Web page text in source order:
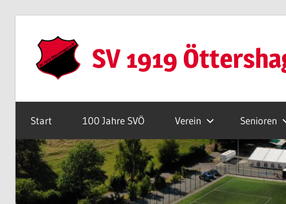
Inhalt
springen
SV 1919
Start 100 Jahre SVÖ Verein Senioren